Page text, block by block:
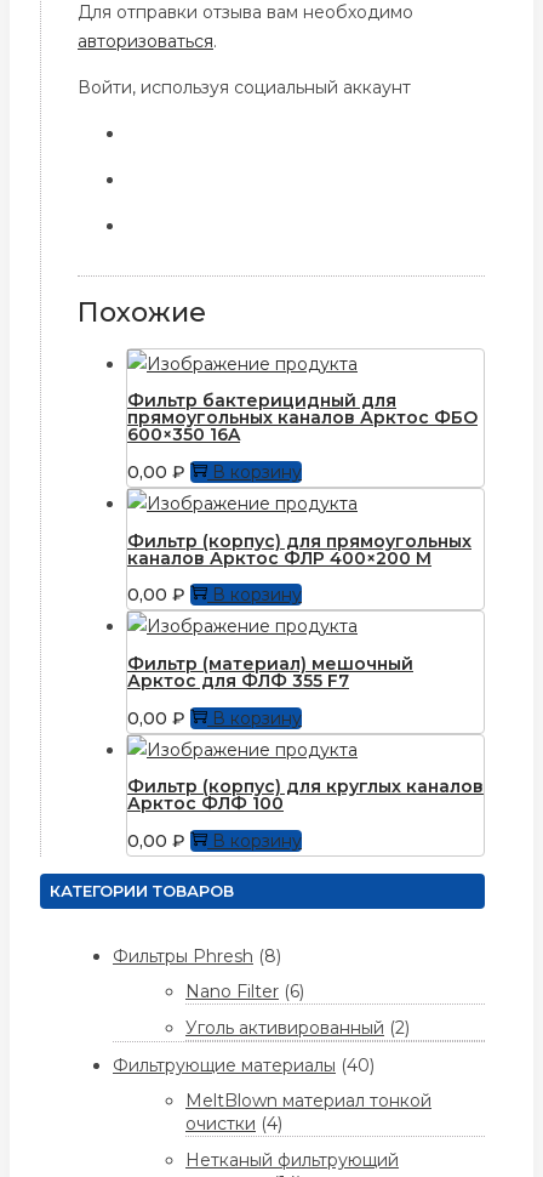
Для отправки отзыва вам необходимо
авторизоваться.
Войти, используя социальный аккаунт
Похожие
Фильтр бактерицидный для
прямоугольных каналов Арктос ФБО
600×350 16A
0,00 ₽ В корзину
Фильтр (корпус) для прямоугольныx
каналов Арктос ФЛР 400×200 М
0,00 ₽ В корзину
Фильтр (материал) мешочный
Арктос для ФЛФ 355 F7
0,00 ₽ В корзину
Фильтр (корпус) для круглых каналов
Арктос ФЛФ 100
0,00 ₽ В корзину
КАТЕГОРИИ ТОВАРОВ
Фильтры Phresh (8)
Nano Filter (6)
Уголь активированный (2)
Фильтрующие материалы (40)
MeltBlown материал тонкой
очистки (4)
Нетканый фильтрующий